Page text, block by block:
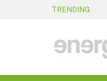
TRENDING